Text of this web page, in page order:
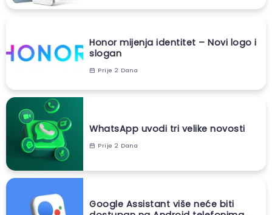
Honor mijenja identitet – Novi logo i
slogan
Prije 2 Dana
WhatsApp uvodi tri velike novosti
Prije 2 Dana
Google Assistant više neće biti